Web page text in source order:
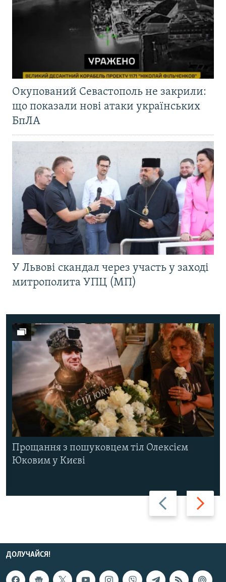
Окупований Севастополь не закрили:
що показали нові атаки українських
БпЛА
У Львові скандал через участь у заході
митрополита УПЦ (МП)
Назад Вперед
Прощання з пошуковцем тіл Олексієм
Юковим у Києві
ДОЛУЧАЙСЯ!